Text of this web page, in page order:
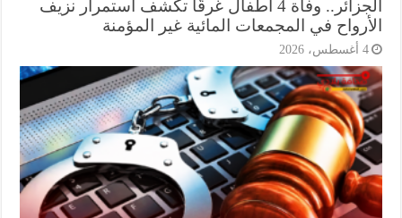
الجزائر.. وفاة 4 أطفال غرقًا تكشف استمرار نزيف
في المجمعات المائية غير المؤمنة